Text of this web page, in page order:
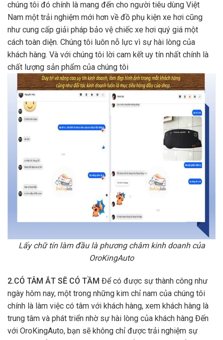
chúng tôi đó chính là mang đến cho người tiêu dùng Việt
Nam một trải nghiệm mới hơn về đồ phụ kiện xe hơi cũng
như cung cấp giải pháp bảo vệ chiếc xe hơi quý giá một
cách toàn diện. Chúng tôi luôn nỗ lực vì sự hài lòng của
khách hàng. Và với chúng tôi lời cam kết uy tín nhất chính là
chất lượng sản phẩm của chúng tôi
Lấy chữ tín làm đầu là phương châm kinh doanh của
OroKingAuto
2.CÓ TÂM ẮT SẼ CÓ TẦM Để có được sự thành công như
ngày hôm nay, một trong những kim chỉ nam của chúng tôi
chính là làm việc có tâm với khách hàng, xem khách hàng là
trung tâm và phát triển nhờ sự hài lòng của khách hàng Đến
với OroKingAuto, bạn sẽ không chỉ được trải nghiệm sự